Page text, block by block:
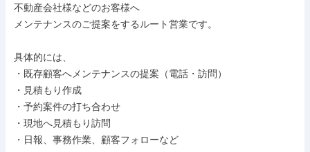
不動産会社様などのお客様へ
メンテナンスのご提案をするルート営業です。
具体的には、
・既存顧客へメンテナンスの提案（電話・訪問）
・見積もり作成
・予約案件の打ち合わせ
・現地へ見積もり訪問
・日報、事務作業、顧客フォローなど